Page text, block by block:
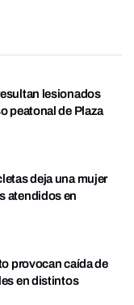
lesionados
peatonal de Plaza
deja una mujer
atendidos en
provocan caída de
en distintos